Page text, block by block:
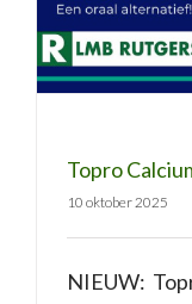
Topro
10 oktober 2025
NIEUW: